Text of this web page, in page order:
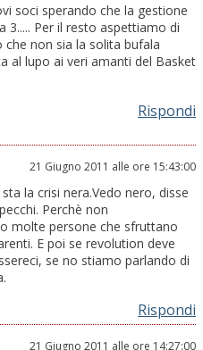
soci sperando che la gestione
3..... Per il resto aspettiamo di
non sia la solita bufala
al lupo ai veri amanti del Basket
Rispondi
21 Giugno 2011 alle ore 15:43:00
la crisi nera.Vedo nero, disse
Perchè non
molte persone che sfruttano
E poi se revolution deve
se no stiamo parlando di
Rispondi
21 Giugno 2011 alle ore 14:27:00